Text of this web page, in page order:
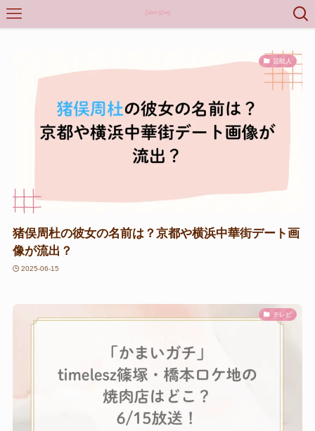
芸能人
猪俣周杜の彼女の名前は？京都や横浜中華街デート画
像が流出？
2025-06-15
テレビ